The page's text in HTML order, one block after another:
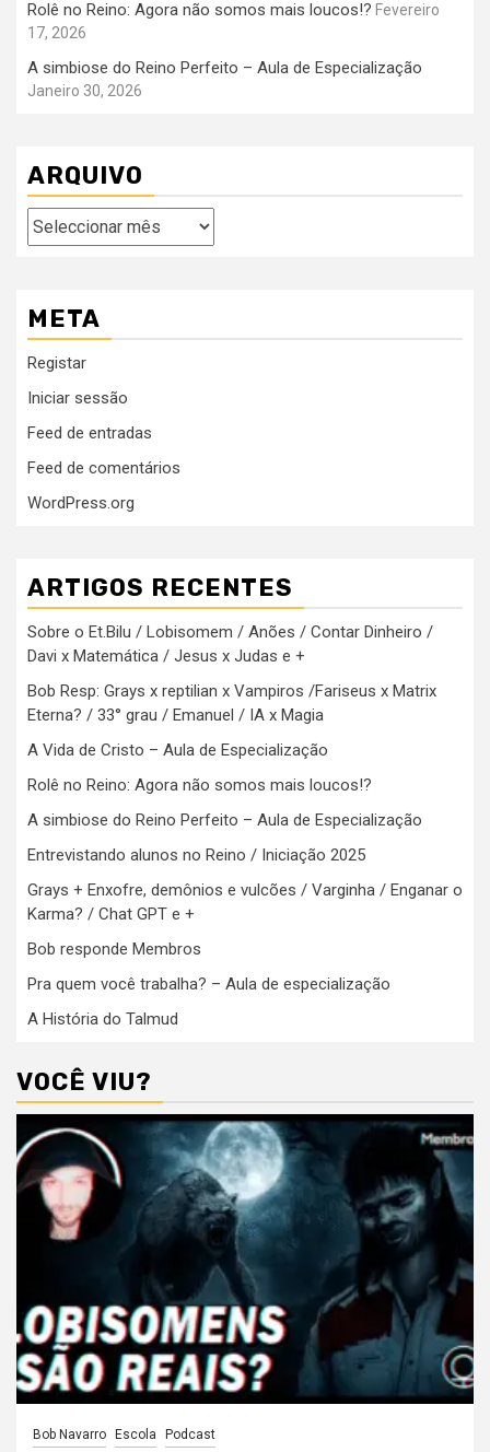
Rolê no Reino: Agora não somos mais loucos!? Fevereiro
17, 2026
A simbiose do Reino Perfeito – Aula de Especialização
Janeiro 30, 2026
ARQUIVO
Arquivo
META
Registar
Iniciar sessão
Feed de entradas
Feed de comentários
WordPress.org
ARTIGOS RECENTES
Sobre o Et.Bilu / Lobisomem / Anões / Contar Dinheiro /
Davi x Matemática / Jesus x Judas e +
Bob Resp: Grays x reptilian x Vampiros /Fariseus x Matrix
Eterna? / 33° grau / Emanuel / IA x Magia
A Vida de Cristo – Aula de Especialização
Rolê no Reino: Agora não somos mais loucos!?
A simbiose do Reino Perfeito – Aula de Especialização
Entrevistando alunos no Reino / Iniciação 2025
Grays + Enxofre, demônios e vulcões / Varginha / Enganar o
Karma? / Chat GPT e +
Bob responde Membros
Pra quem você trabalha? – Aula de especialização
A História do Talmud
VOCÊ VIU?
Bob Navarro Escola Podcast